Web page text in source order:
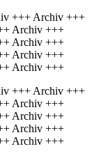
+++ Archiv +++
Archiv +++
Archiv +++
Archiv +++
Archiv +++
+++ Archiv +++
Archiv +++
Archiv +++
Archiv +++
Archiv +++